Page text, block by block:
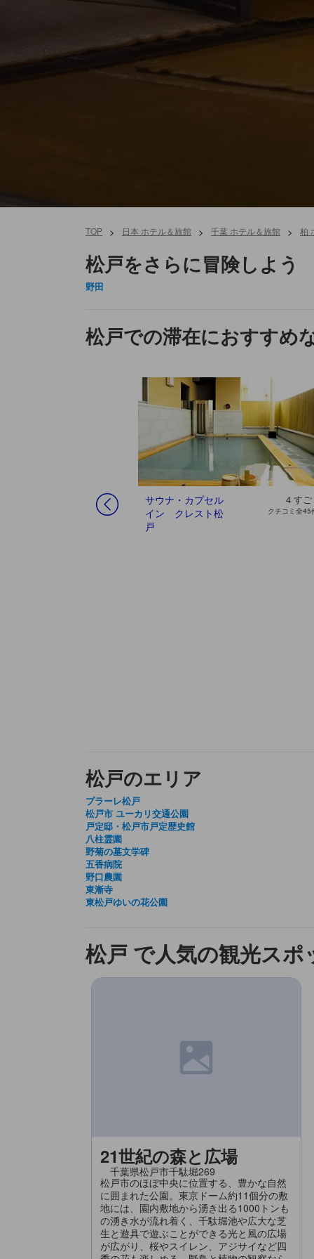
TOP > 日本 ホテル＆旅館 > 千葉 ホテル＆旅館 > 柏
松戸をさらに冒険しよう
野田
松戸での滞在におすすめ
サウナ・カプセル
イン クレスト松
戸
4 す
クチコミ全45
松戸のエリア
プラーレ松戸
松戸市 ユーカリ交通公園
戸定邸・松戸市戸定歴史館
八柱霊園
野菊の墓文学碑
五香病院
野口農園
東漸寺
東松戸ゆいの花公園
松戸 で人気の観光スポ
21世紀の森と広場
千葉県松戸市千駄堀269
松戸市のほぼ中央に位置する、豊かな自然
に囲まれた公園。東京ドーム約11個分の敷
地には、園内敷地から湧き出る1000トンも
の湧き水が流れ着く、千駄堀池や広大な芝
生と遊具で遊ぶことができる光と風の広場
が広がり、桜やスイレン、アジサイなど四